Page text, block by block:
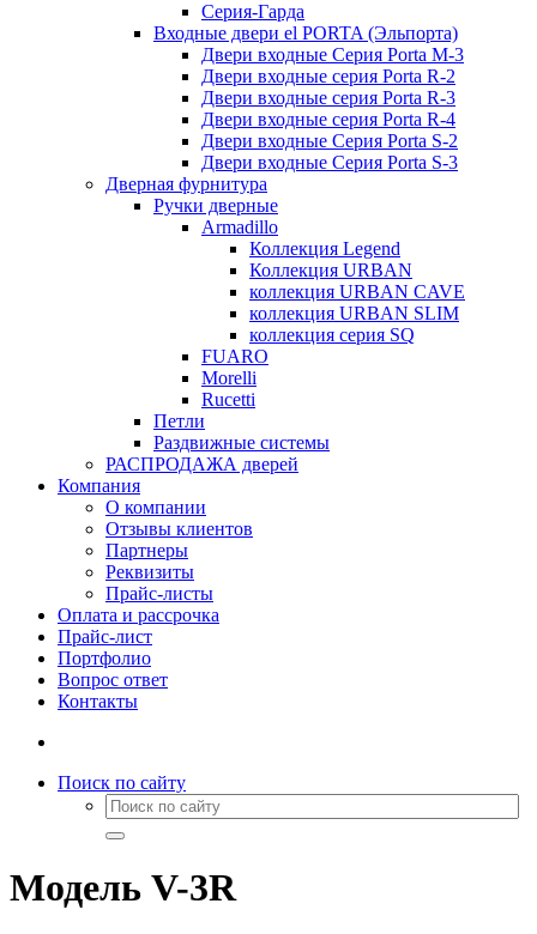
Серия-Гарда
Входные двери el PORTA (Эльпорта)
Двери входные Серия Porta M-3
Двери входные серия Porta R-2
Двери входные серия Porta R-3
Двери входные серия Porta R-4
Двери входные Серия Porta S-2
Двери входные Серия Porta S-3
Дверная фурнитура
Ручки дверные
Armadillo
Коллекция Legend
Коллекция URBAN
коллекция URBAN CAVE
коллекция URBAN SLIM
коллекция серия SQ
FUARO
Morelli
Rucetti
Петли
Раздвижные системы
РАСПРОДАЖА дверей
Компания
О компании
Отзывы клиентов
Партнеры
Реквизиты
Прайс-листы
Оплата и рассрочка
Прайс-лист
Портфолио
Вопрос ответ
Контакты
Поиск по сайту
Модель V-3R